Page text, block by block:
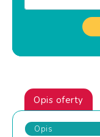
Opis oferty
Opis